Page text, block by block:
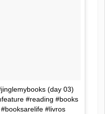
(day 03)
#reading #books
#livros